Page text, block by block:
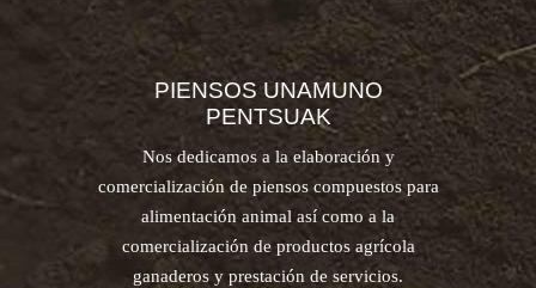
PIENSOS UNAMUNO
PENTSUAK
Nos dedicamos a la elaboración y
comercialización de piensos compuestos para
alimentación animal así como a la
comercialización de productos agrícola
ganaderos y prestación de servicios.